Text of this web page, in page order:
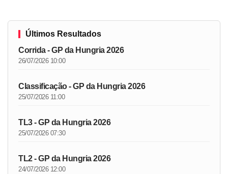
Últimos Resultados
Corrida - GP da Hungria 2026
26/07/2026 10:00
Classificação - GP da Hungria 2026
25/07/2026 11:00
TL3 - GP da Hungria 2026
25/07/2026 07:30
TL2 - GP da Hungria 2026
24/07/2026 12:00